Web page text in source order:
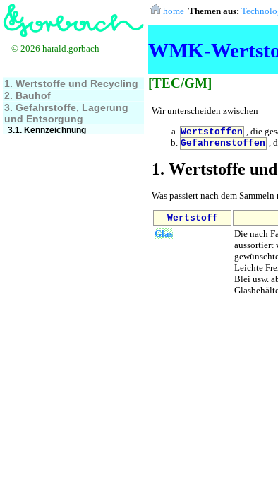
home Themen aus:
WMK-
[TEC/GM]
© 2026 harald.gorbach
1. Wertstoffe und Recycling
2. Bauhof
3. Gefahrstoffe, Lagerung
und Entsorgung
3.1. Kennzeichnung
Wir unterscheiden zwischen
Wertstoffen , die
Gefahrenstoffen ,
1. Wertstoffe
Was passiert nach dem
Wertstoff
Glas
Die nach
aussortiert
Leichte
Blei usw.